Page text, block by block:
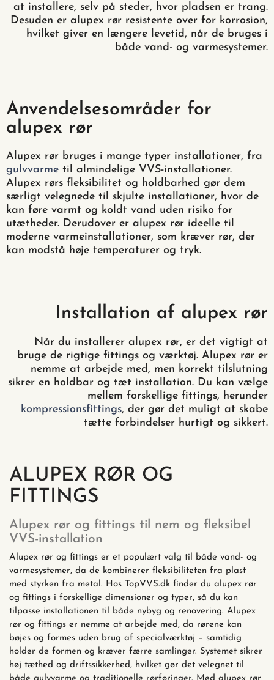
ALUPEX RØR OG
FITTINGS
Alupex rør og fittings til nem og fleksibel
VVS-installation
Alupex rør og fittings er et populært valg til både vand- og
varmesystemer, da de kombinerer fleksibiliteten fra plast
med styrken fra metal. Hos TopVVS.dk finder du alupex rør
og fittings i forskellige dimensioner og typer, så du kan
tilpasse installationen til både nybyg og renovering. Alupex
rør og fittings er nemme at arbejde med, da rørene kan
bøjes og formes uden brug af specialværktøj – samtidig
holder de formen og kræver færre samlinger. Systemet sikrer
høj tæthed og driftssikkerhed, hvilket gør det velegnet til
at installere, selv på steder, hvor pladsen er trang.
Desuden er alupex rør resistente over for korrosion,
hvilket giver en længere levetid, når de bruges i
både vand- og varmesystemer.
Anvendelsesområder for
alupex rør
Alupex rør bruges i mange typer installationer, fra
gulvvarme til almindelige VVS-installationer.
Alupex rørs fleksibilitet og holdbarhed gør dem
særligt velegnede til skjulte installationer, hvor de
kan føre varmt og koldt vand uden risiko for
utætheder. Derudover er alupex rør ideelle til
moderne varmeinstallationer, som kræver rør, der
kan modstå høje temperaturer og tryk.
Installation af alupex rør
Når du installerer alupex rør, er det vigtigt at
bruge de rigtige fittings og værktøj. Alupex rør er
nemme at arbejde med, men korrekt tilslutning
sikrer en holdbar og tæt installation. Du kan vælge
mellem forskellige fittings, herunder
kompressionsfittings, der gør det muligt at skabe
tætte forbindelser hurtigt og sikkert.